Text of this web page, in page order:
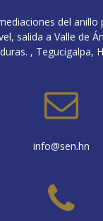
del anillo
salida a Valle de
, Tegucigalpa,
info@sen.hn